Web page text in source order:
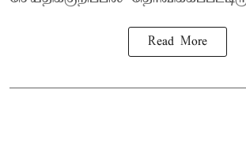
Read More